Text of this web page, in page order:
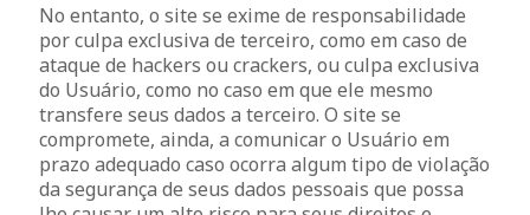
No entanto, o site se exime de responsabilidade
por culpa exclusiva de terceiro, como em caso de
ataque de hackers ou crackers, ou culpa exclusiva
do Usuário, como no caso em que ele mesmo
transfere seus dados a terceiro. O site se
compromete, ainda, a comunicar o Usuário em
prazo adequado caso ocorra algum tipo de violação
da segurança de seus dados pessoais que possa